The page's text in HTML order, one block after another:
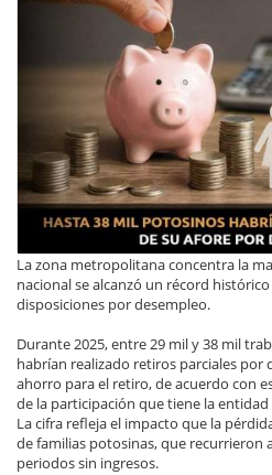
La zona metropolitana concentra la
nacional se alcanzó un récord
disposiciones por desempleo.
Durante 2025, entre 29 mil y 38 mil
habrían realizado retiros parciales por
ahorro para el retiro, de acuerdo con
de la participación que tiene la
La cifra refleja el impacto que la
de familias potosinas, que recurrieron
periodos sin ingresos.